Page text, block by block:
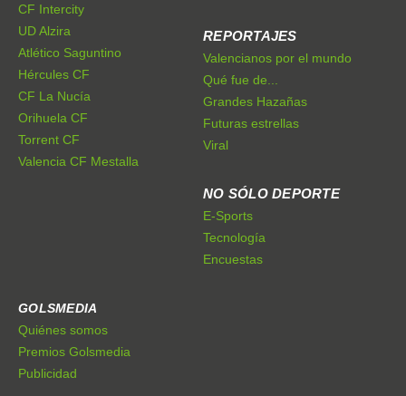
CF Intercity
UD Alzira
Atlético Saguntino
Hércules CF
CF La Nucía
Orihuela CF
Torrent CF
Valencia CF Mestalla
REPORTAJES
Valencianos por el mundo
Qué fue de...
Grandes Hazañas
Futuras estrellas
Viral
NO SÓLO DEPORTE
E-Sports
Tecnología
Encuestas
GOLSMEDIA
Quiénes somos
Premios Golsmedia
Publicidad